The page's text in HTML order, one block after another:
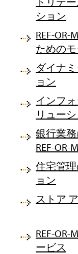
ション
REF-
ための
ダイナ
ョン
インフ
リュー
銀行業
REF-
住宅管理
ョン
ストア
REF-
ービス